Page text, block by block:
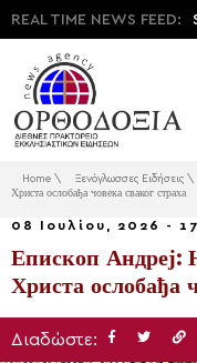
REAL TIME NEWS FEED:
Home \ Ξενόγλωσσες Ειδήσεις \
Христа ослобађа човека сваког страха
08 Ιουλίου, 2026 -
Епископ Андреј:
Христа ослобађа
Διαδώστε: